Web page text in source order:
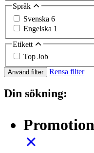
Språk
Svenska 6
Engelska 1
Etikett
Top Job
Använd filter Rensa filter
Din sökning: